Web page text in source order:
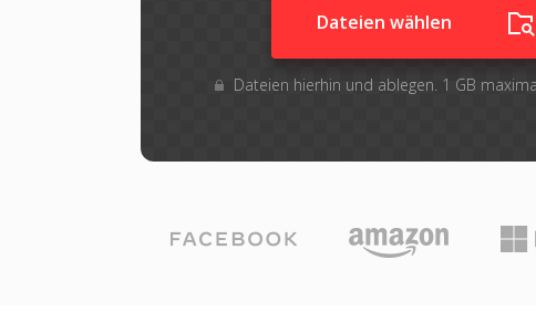
Dateien wählen
Dateien hierhin und ablegen. 1 GB